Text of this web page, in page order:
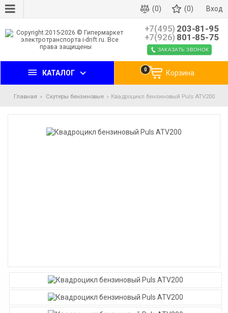
Вход
(0) (0)
+7(495) 203-81-95
+7(926) 801-85-75
ЗАКАЗАТЬ ЗВОНОК
КАТАЛОГ Корзина
0
Главная Скутеры бензиновые Квадроцикл бензиновый Puls ATV200